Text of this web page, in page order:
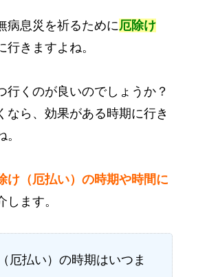
病息災を祈るために厄除け
行きますよね。
行くのが良いのでしょうか？
なら、効果がある時期に行き
け（厄払い）の時期や時間に
します。
厄払い）の時期はいつま